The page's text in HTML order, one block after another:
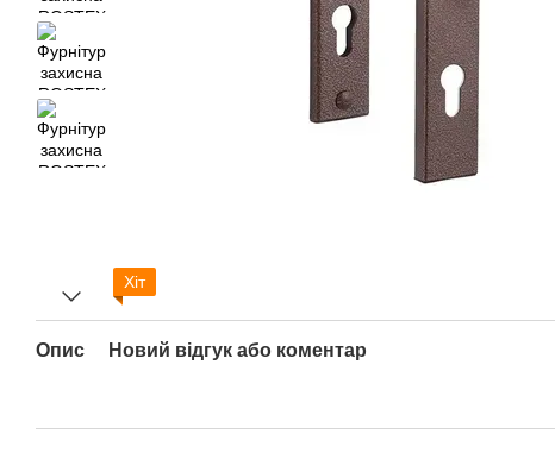
Хіт
Опис Новий відгук або коментар